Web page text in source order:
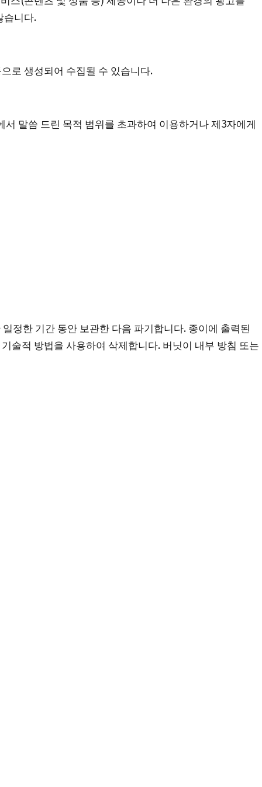
습니다.
로 생성되어 수집될 수 있습니다.
말씀 드린 목적 범위를 초과하여 이용하거나 제3자에게
정한 기간 동안 보관한 다음 파기합니다. 종이에 출력된
술적 방법을 사용하여 삭제합니다. 버닛이 내부 방침 또는